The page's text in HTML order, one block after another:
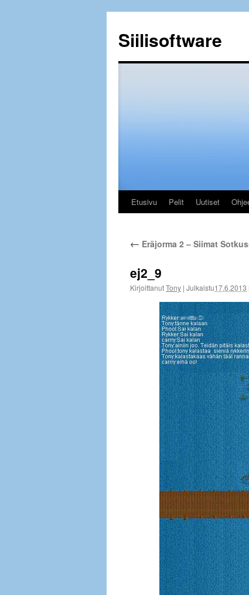
Siilisoftware
Siirry
Etusivu Pelit Uutiset
← Eräjorma 2 – Siimat
ej2_9
KirjoittanutTony | Julkaistu17.6.2013